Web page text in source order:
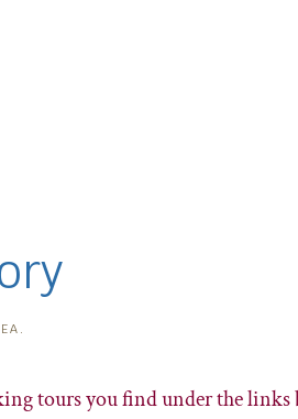
.
tours you find under the